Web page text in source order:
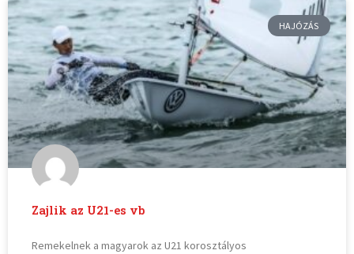
HAJÓZÁS
Zajlik az U21-es vb
Remekelnek a magyarok az U21 korosztályos